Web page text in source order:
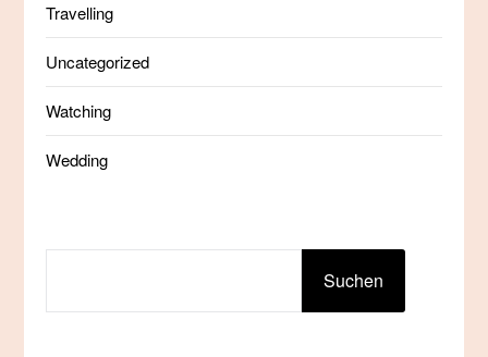
Travelling
Uncategorized
Watching
Wedding
Suchen